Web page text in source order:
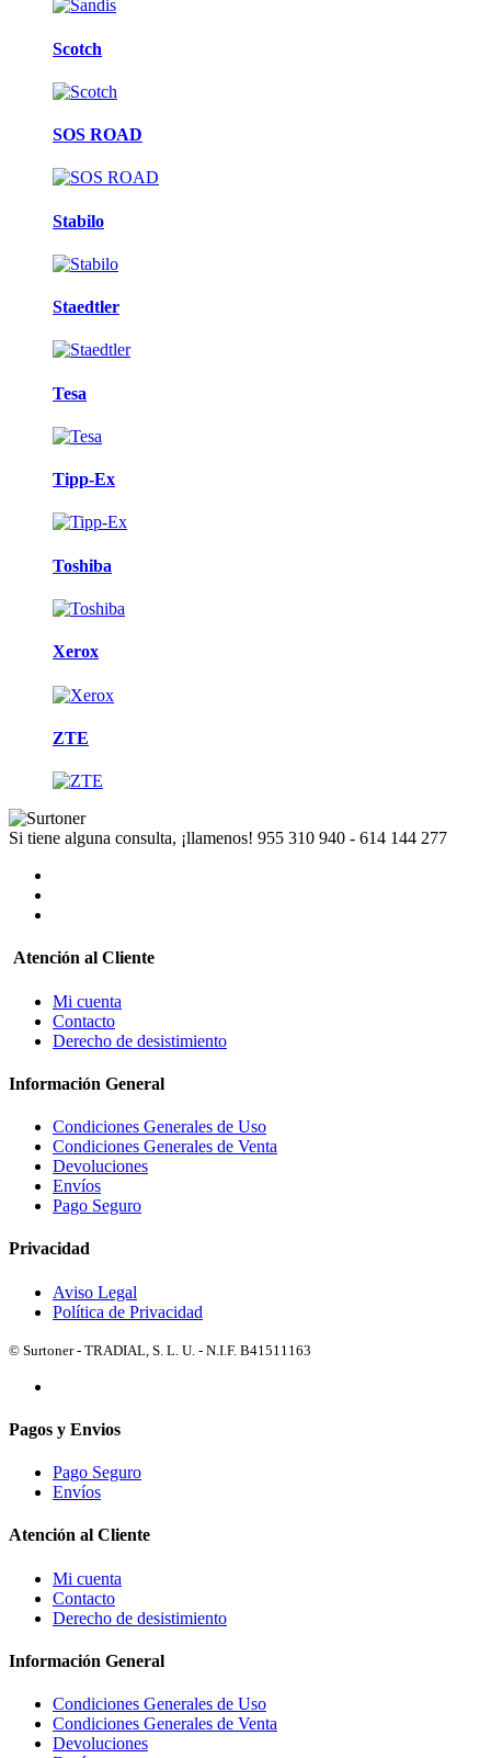
Scotch
SOS ROAD
Stabilo
Staedtler
Tesa
Tipp-Ex
Toshiba
Xerox
ZTE
Si tiene alguna consulta, ¡llamenos! 955 310 940 - 614 144 277
Atención al Cliente
Mi cuenta
Contacto
Derecho de desistimiento
Información General
Condiciones Generales de Uso
Condiciones Generales de Venta
Devoluciones
Envíos
Pago Seguro
Privacidad
Aviso Legal
Política de Privacidad
© Surtoner - TRADIAL, S. L. U. - N.I.F. B41511163
Pagos y Envios
Pago Seguro
Envíos
Atención al Cliente
Mi cuenta
Contacto
Derecho de desistimiento
Información General
Condiciones Generales de Uso
Condiciones Generales de Venta
Devoluciones